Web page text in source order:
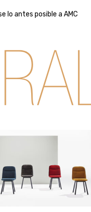
lo antes posible a AMC